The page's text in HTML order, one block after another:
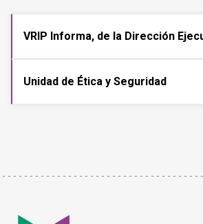
VRIP Informa, de la Dirección
Unidad de Ética y Seguridad